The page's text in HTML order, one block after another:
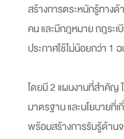
สร้างการตระหนักรู้ทางด้
คน และมีกฎหมาย กฎระเ
ประกาศใช้ไม่น้อยกว่า 1
โดยมี 2 แผนงานที่สำคั
มาตรฐาน และนโยบายที่เ
พร้อมสร้างการรับรู้ด้าน